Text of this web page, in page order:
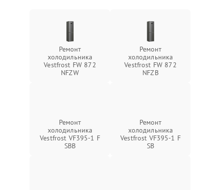
Ремонт
холодильника
Vestfrost FW 872
NFZW
Ремонт
холодильника
Vestfrost FW 872
NFZВ
Ремонт
холодильника
Vestfrost VF395-1 F
SBB
Ремонт
холодильника
Vestfrost VF395-1 F
SB